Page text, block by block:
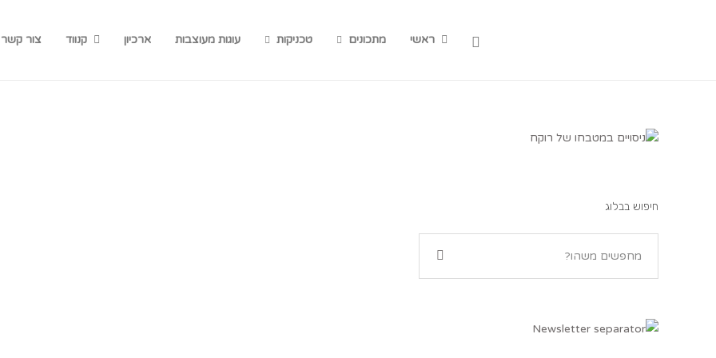
צור קשר קנווד ארכיון עוגות מעוצבות טכניקות מתכונים ראשי
חיפוש בבלוג